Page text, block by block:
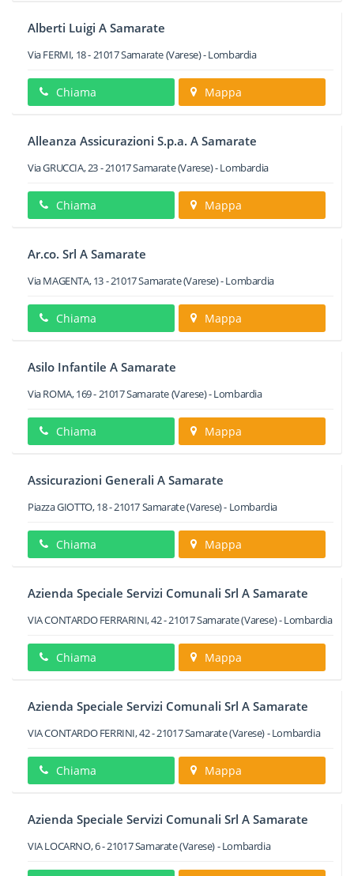
Alberti Luigi A Samarate
Via FERMI, 18-21017Samarate(Varese) -Lombardia
Chiama Mappa
Alleanza Assicurazioni S.p.a. A Samarate
Via GRUCCIA, 23-21017Samarate(Varese) -Lombardia
Chiama Mappa
Ar.co. Srl A Samarate
Via MAGENTA, 13-21017Samarate(Varese) -Lombardia
Chiama Mappa
Asilo Infantile A Samarate
Via ROMA, 169-21017Samarate(Varese) -Lombardia
Chiama Mappa
Assicurazioni Generali A Samarate
Piazza GIOTTO, 18-21017Samarate(Varese) - Lombardia
Chiama Mappa
Azienda Speciale Servizi Comunali Srl A Samarate
VIA CONTARDO FERRARINI, 42-21017Samarate(Varese) -Lombardia
Chiama Mappa
Azienda Speciale Servizi Comunali Srl A Samarate
VIA CONTARDO FERRINI, 42-21017Samarate(Varese) -Lombardia
Chiama Mappa
Azienda Speciale Servizi Comunali Srl A Samarate
VIA LOCARNO, 6-21017Samarate(Varese) -Lombardia